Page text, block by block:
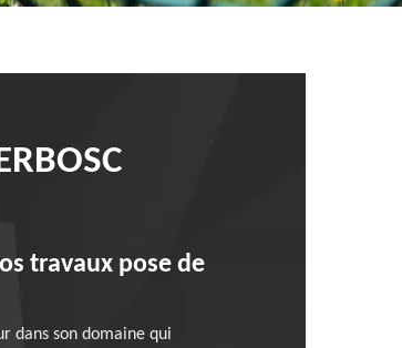
travaux pose de
dans son domaine qui